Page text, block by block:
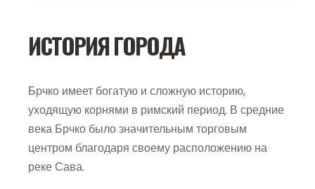
ИСТОРИЯ ГОРОДА
Брчко имеет богатую и сложную историю,
уходящую корнями в римский период. В средние
века Брчко было значительным торговым
центром благодаря своему расположению на
реке Сава.